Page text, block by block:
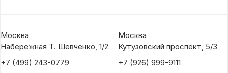
Москва
Набережная Т. Шевченко, 1/2
+7 (499) 243-0779
Москва
Кутузовский проспект, 5/3
+7 (926) 999-9111